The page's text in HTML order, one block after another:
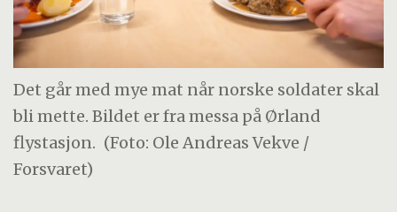
Det går med mye mat når norske soldater skal
bli mette. Bildet er fra messa på Ørland
flystasjon. (Foto: Ole Andreas Vekve /
Forsvaret)